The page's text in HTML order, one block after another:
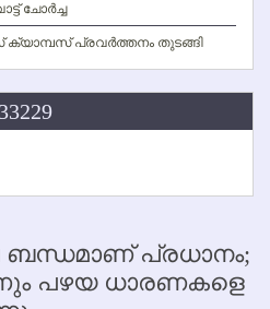
ചോര്‍ച്ച
പ്രവര്‍ത്തനം തുടങ്ങി
33229
പ്രധാനം;
പഴയ ധാരണകളെ